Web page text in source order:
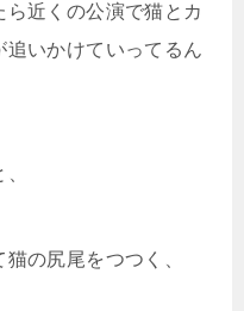
近くの公演で猫とカ
いかけていってるん
の尻尾をつつく、